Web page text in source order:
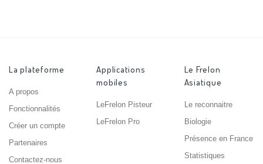
La plateforme
A propos
Fonctionnalités
Créer un compte
Partenaires
Contactez-nous
Applications
mobiles
LeFrelon Pisteur
LeFrelon Pro
Le Frelon
Asiatique
Le reconnaitre
Biologie
Présence en France
Statistiques